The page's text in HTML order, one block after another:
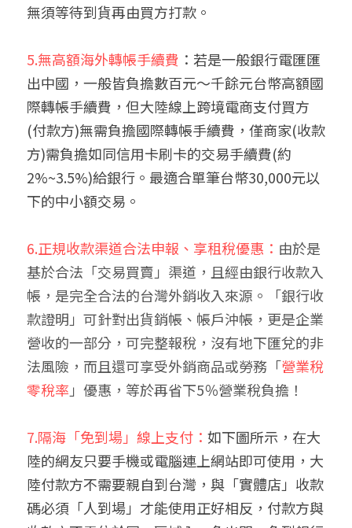
無須等待到貨再由買方打款。
5.無高額海外轉帳手續費 ：若是一般銀行電匯匯
出中國，一般皆負擔數百元～千餘元台幣高額國
際轉帳手續費，但大陸線上跨境電商支付買方
(付款方)無需負擔國際轉帳手續費，僅商家(收款
方)需負擔如同信用卡刷卡的交易手續費(約
2%~3.5%)給銀行。最適合單筆台幣30,000元以
下的中小額交易。
6.正規收款渠道合法申報、享租稅優惠： 由於是
基於合法「交易買賣」渠道，且經由銀行收款入
帳，是完全合法的台灣外銷收入來源。「銀行收
款證明」可針對出貨銷帳、帳戶沖帳，更是企業
營收的一部分，可完整報稅，沒有地下匯兌的非
法風險，而且還可享受外銷商品或勞務「營業稅
零稅率 」優惠，等於再省下5％營業稅負擔！
7.隔海「免到場」線上支付： 如下圖所示，在大
陸的網友只要手機或電腦連上網站即可使用，大
陸付款方不需要親自到台灣，與「實體店」收款
碼必須「人到場」才能使用正好相反，付款方與